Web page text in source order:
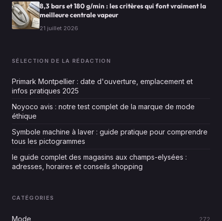
8,3 bars et 180 g/min : les critères qui font vraiment la
meilleure centrale vapeur
21 juillet 2026
SÉLECTION DE LA RÉDACTION
Primark Montpellier : date d'ouverture, emplacement et
infos pratiques 2025
Noyoco avis : notre test complet de la marque de mode
éthique
Symbole machine à laver : guide pratique pour comprendre
tous les pictogrammes
le guide complet des magasins aux champs-elysées :
adresses, horaires et conseils shopping
CATÉGORIES
Mode 272